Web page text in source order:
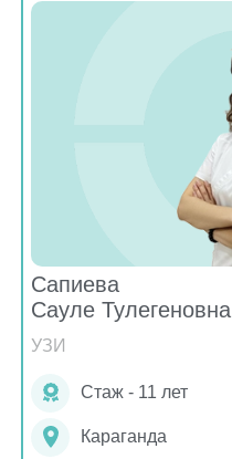
Сапиева
Сауле Тулегеновна
УЗИ
Стаж - 11 лет
Караганда